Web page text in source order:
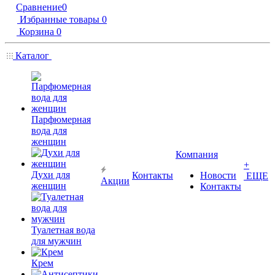
Сравнение0
Избранные товары 0
Корзина 0
Каталог
Парфюмерная
вода для
женщин
Духи для
женщин
Туалетная вода
для мужчин
Крем
Акции
Контакты
Компания
Новости
Контакты
+
ЕЩЕ